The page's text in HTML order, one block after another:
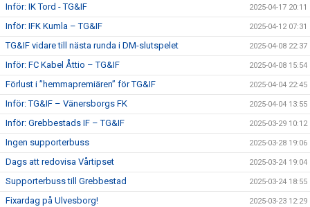
Inför: IK Tord - TG&IF 2025-04-17 20:11
Inför: IFK Kumla – TG&IF 2025-04-12 07:31
TG&IF vidare till nästa runda i DM-slutspelet 2025-04-08 22:37
Inför: FC Kabel Åttio – TG&IF 2025-04-08 15:54
Förlust i ”hemmapremiären” för TG&IF 2025-04-04 22:45
Inför: TG&IF – Vänersborgs FK 2025-04-04 13:55
Inför: Grebbestads IF – TG&IF 2025-03-29 10:12
Ingen supporterbuss 2025-03-28 19:06
Dags att redovisa Vårtipset 2025-03-24 19:04
Supporterbuss till Grebbestad 2025-03-24 18:55
Fixardag på Ulvesborg! 2025-03-23 12:29